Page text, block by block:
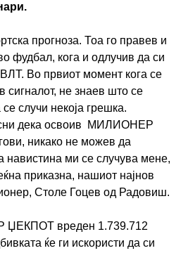
прогноза. Тоа го правев и
фудбал, кога и одлучив да си
Во првиот момент кога се
сигналот, не знаев што се
случи некоја грешка.
дека освоив МИЛИОНЕР
никако не можев да
навистина ми се случува мене,
приказна, нашиот најнов
Столе Гоцев од Радовиш.
ЏЕКПОТ вреден 1.739.712
ќе ги искористи да си